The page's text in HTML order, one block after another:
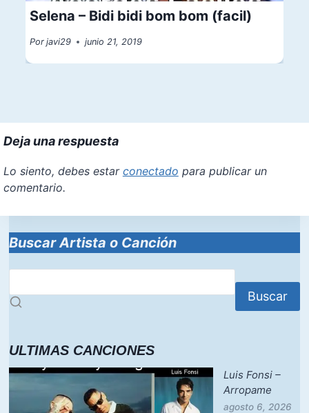
Selena – Bidi bidi bom bom (facil)
Por javi29 junio 21, 2019
Deja una respuesta
Lo siento, debes estar conectado para publicar un
comentario.
Buscar Artista o Canción
Buscar
ULTIMAS CANCIONES
Luis Fonsi –
Arropame
agosto 6, 2026